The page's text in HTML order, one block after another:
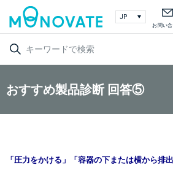
お問い
おすすめ製品診断 回答⑤
「圧力をかける」 「容器の下または横から排